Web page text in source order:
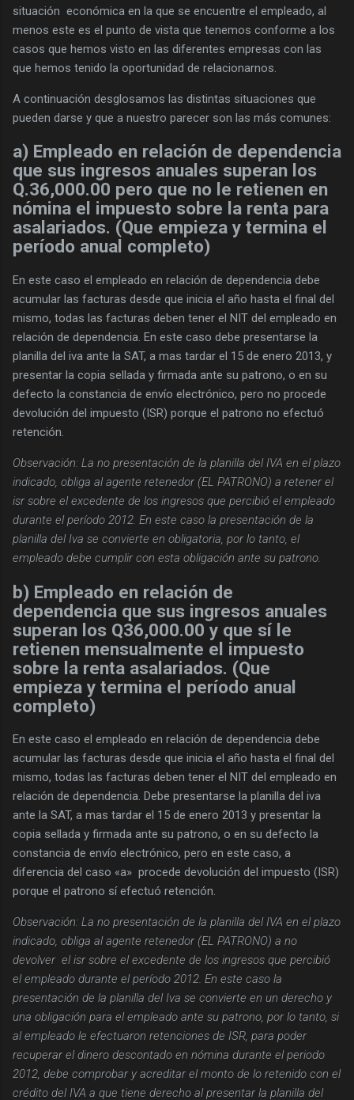
situación económica en la que se encuentre el empleado, al
menos este es el punto de vista que tenemos conforme a los
casos que hemos visto en las diferentes empresas con las
que hemos tenido la oportunidad de relacionarnos.
A continuación desglosamos las distintas situaciones que
pueden darse y que a nuestro parecer son las más comunes:
a) Empleado en relación de dependencia
que sus ingresos anuales superan los
Q.36,000.00 pero que no le retienen en
nómina el impuesto sobre la renta para
asalariados. (Que empieza y termina el
período anual completo)
En este caso el empleado en relación de dependencia debe
acumular las facturas desde que inicia el año hasta el final del
mismo, todas las facturas deben tener el NIT del empleado en
relación de dependencia. En este caso debe presentarse la
planilla del iva ante la SAT, a mas tardar el 15 de enero 2013, y
presentar la copia sellada y firmada ante su patrono, o en su
defecto la constancia de envío electrónico, pero no procede
devolución del impuesto (ISR) porque el patrono no efectuó
retención.
Observación: La no presentación de la planilla del IVA en el plazo
indicado, obliga al agente retenedor (EL PATRONO) a retener el
isr sobre el excedente de los ingresos que percibió el empleado
durante el período 2012. En este caso la presentación de la
planilla del Iva se convierte en obligatoria, por lo tanto, el
empleado debe cumplir con esta obligación ante su patrono.
b) Empleado en relación de
dependencia que sus ingresos anuales
superan los Q36,000.00 y que sí le
retienen mensualmente el impuesto
sobre la renta asalariados. (Que
empieza y termina el período anual
completo)
En este caso el empleado en relación de dependencia debe
acumular las facturas desde que inicia el año hasta el final del
mismo, todas las facturas deben tener el NIT del empleado en
relación de dependencia. Debe presentarse la planilla del iva
ante la SAT, a mas tardar el 15 de enero 2013 y presentar la
copia sellada y firmada ante su patrono, o en su defecto la
constancia de envío electrónico, pero en este caso, a
diferencia del caso «a» procede devolución del impuesto (ISR)
porque el patrono sí efectuó retención.
Observación: La no presentación de la planilla del IVA en el plazo
indicado, obliga al agente retenedor (EL PATRONO) a no
devolver el isr sobre el excedente de los ingresos que percibió
el empleado durante el período 2012. En este caso la
presentación de la planilla del Iva se convierte en un derecho y
una obligación para el empleado ante su patrono, por lo tanto, si
al empleado le efectuaron retenciones de ISR, para poder
recuperar el dinero descontado en nómina durante el periodo
2012, debe comprobar y acreditar el monto de lo retenido con el
crédito del IVA a que tiene derecho al presentar la planilla del